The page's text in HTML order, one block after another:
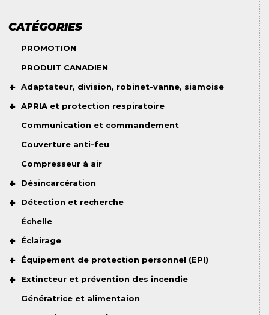
CATÉGORIES
PROMOTION
PRODUIT CANADIEN
Adaptateur, division, robinet-vanne, siamoise
APRIA et protection respiratoire
Communication et commandement
Couverture anti-feu
Compresseur à air
Désincarcération
Détection et recherche
Échelle
Éclairage
Équipement de protection personnel (EPI)
Extincteur et prévention des incendie
Génératrice et alimentaion